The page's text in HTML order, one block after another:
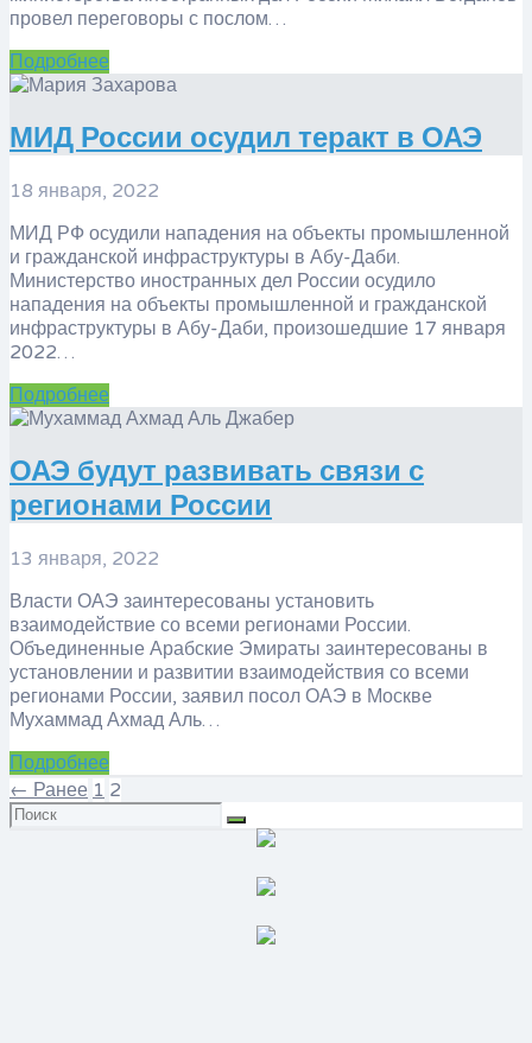
провел переговоры с послом…
Подробнее
МИД России осудил теракт в ОАЭ
18 января, 2022
МИД РФ осудили нападения на объекты промышленной
и гражданской инфраструктуры в Абу-Даби.
Министерство иностранных дел России осудило
нападения на объекты промышленной и гражданской
инфраструктуры в Абу-Даби, произошедшие 17 января
2022…
Подробнее
ОАЭ будут развивать связи с
регионами России
13 января, 2022
Власти ОАЭ заинтересованы установить
взаимодействие со всеми регионами России.
Объединенные Арабские Эмираты заинтересованы в
установлении и развитии взаимодействия со всеми
регионами России, заявил посол ОАЭ в Москве
Мухаммад Ахмад Аль…
Подробнее
← Ранее 1 2
Искать: